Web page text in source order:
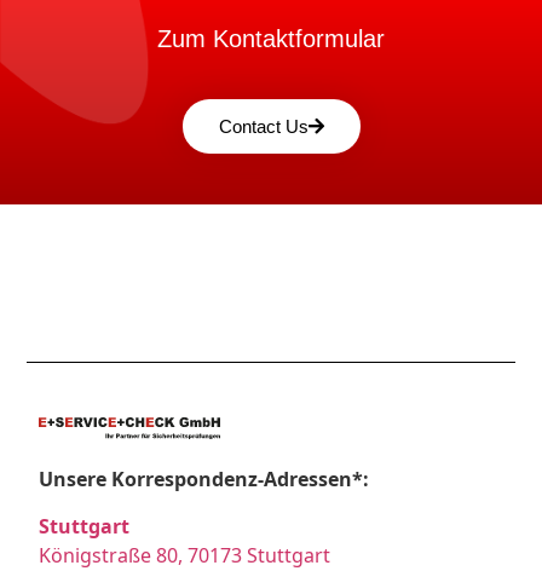
Zum Kontaktformular
Contact Us
Unsere Korrespondenz-Adressen*:
Stuttgart
Königstraße 80, 70173 Stuttgart